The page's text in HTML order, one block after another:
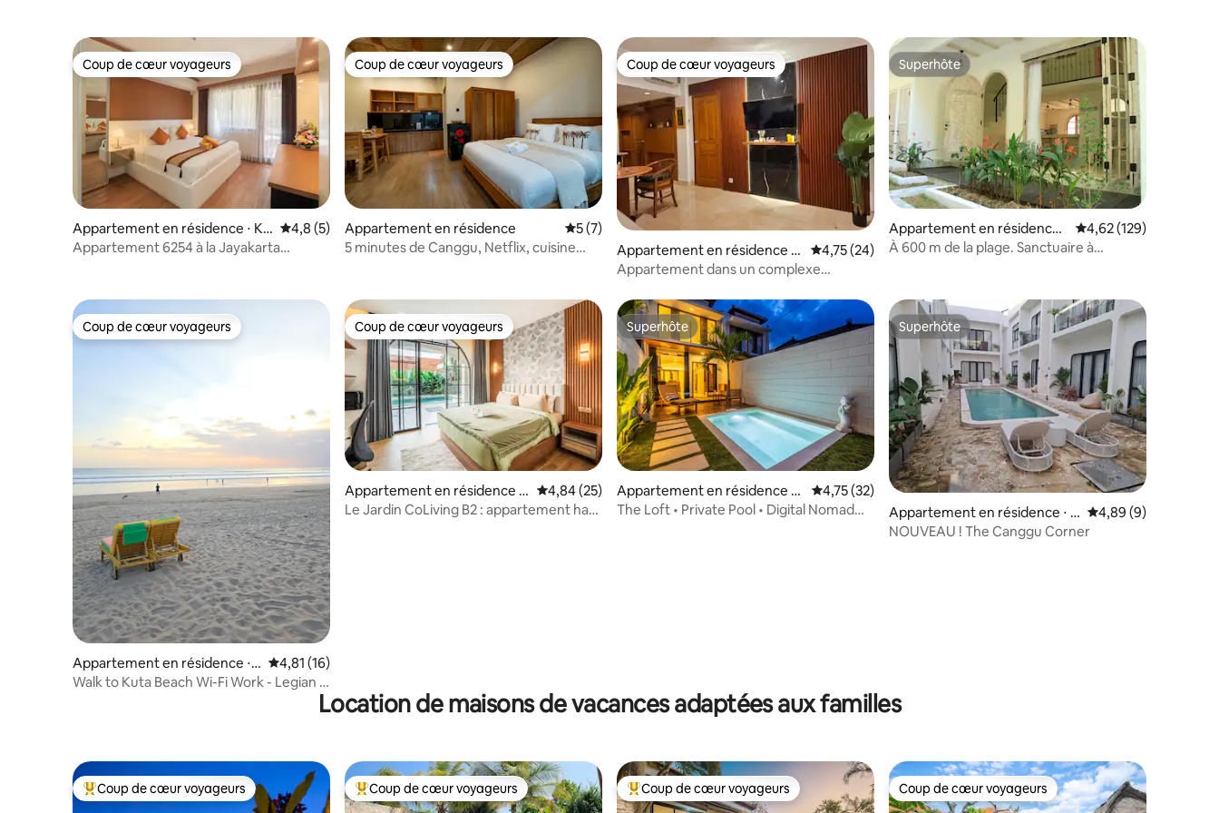
Coup de cœur voyageurs
Coup de cœur voyageurs
Appartement en résidence ⋅ Ku
ta
Évaluation moyenne sur la base de 5 commentaires : 4,8 sur 5
4,8 (5)
Appartement 6254 à la Jayakarta
Coup de cœur voyageurs
Coup de cœur voyageurs
Appartement en résidence Évaluation moyenne sur la base de 7 commentaires : 5 sur 5
5 (7)
5 minutes de Canggu, Netflix, cuisine
Coup de cœur voyageurs
Coup de cœur voyageurs
Appartement en résidence ⋅
Kuta
Évaluation moyenne sur la base de 24 commentaires : 4,75 sur 5
4,75 (24)
Appartement dans un complexe
de Legian
Superhôte
Superhôte
Appartement en résidence ⋅
Kuta
Évaluation moyenne
4,62 (129)
À 600 m de la plage. Sanctuaire à
Coup de cœur voyageurs
Coup de cœur voyageurs
Appartement en résidence ⋅
Kuta
Évaluation moyenne sur la base de 16 commentaires : 4,81 sur 5
4,81 (16)
Walk to Kuta Beach Wi-Fi Work - Legian -
Coup de cœur voyageurs
Coup de cœur voyageurs
Appartement en résidence ⋅
Kuta Utara
Évaluation moyenne sur la base de 25 commentaires : 4,84 sur 5
4,84 (25)
Le Jardin CoLiving B2 : appartement haut
Superhôte
Superhôte
Appartement en résidence ⋅
Kecamatan Kuta Utara
Évaluation moyenne sur la base de 32 commentaires : 4,75 sur 5
4,75 (32)
The Loft • Private Pool • Digital Nomad
Superhôte
Superhôte
Appartement en résidence ⋅ D
alung
Évaluation moyenne
4,89 (9)
NOUVEAU ! The Canggu Corner
Location de maisons de vacances adaptées aux familles
Coups de cœur voyageurs les plus appréciés
Coup de cœur voyageurs Coups de cœur voyageurs les plus appréciés
Coup de cœur voyageurs Coups de cœur voyageurs les plus appréciés
Coup de cœur voyageurs Coup de cœur voyageurs
Coup de cœur voyageurs